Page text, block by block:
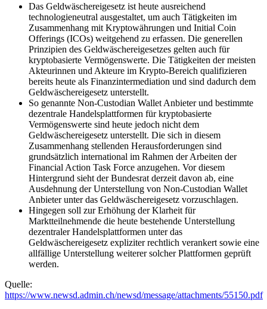
Das Geldwäschereigesetz ist heute ausreichend
technologieneutral ausgestaltet, um auch Tätigkeiten im
Zusammenhang mit Kryptowährungen und Initial Coin
Offerings (ICOs) weitgehend zu erfassen. Die generellen
Prinzipien des Geldwäschereigesetzes gelten auch für
kryptobasierte Vermögenswerte. Die Tätigkeiten der meisten
Akteurinnen und Akteure im Krypto-Bereich qualifizieren
bereits heute als Finanzintermediation und sind dadurch dem
Geldwäschereigesetz unterstellt.
So genannte Non-Custodian Wallet Anbieter und bestimmte
dezentrale Handelsplattformen für kryptobasierte
Vermögenswerte sind heute jedoch nicht dem
Geldwäschereigesetz unterstellt. Die sich in diesem
Zusammenhang stellenden Herausforderungen sind
grundsätzlich international im Rahmen der Arbeiten der
Financial Action Task Force anzugehen. Vor diesem
Hintergrund sieht der Bundesrat derzeit davon ab, eine
Ausdehnung der Unterstellung von Non-Custodian Wallet
Anbieter unter das Geldwäschereigesetz vorzuschlagen.
Hingegen soll zur Erhöhung der Klarheit für
Marktteilnehmende die heute bestehende Unterstellung
dezentraler Handelsplattformen unter das
Geldwäschereigesetz expliziter rechtlich verankert sowie eine
allfällige Unterstellung weiterer solcher Plattformen geprüft
werden.
Quelle:
https://www.newsd.admin.ch/newsd/message/attachments/55150.pdf